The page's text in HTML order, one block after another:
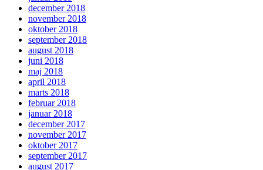
december 2018
november 2018
oktober 2018
september 2018
august 2018
juni 2018
maj 2018
april 2018
marts 2018
februar 2018
januar 2018
december 2017
november 2017
oktober 2017
september 2017
august 2017